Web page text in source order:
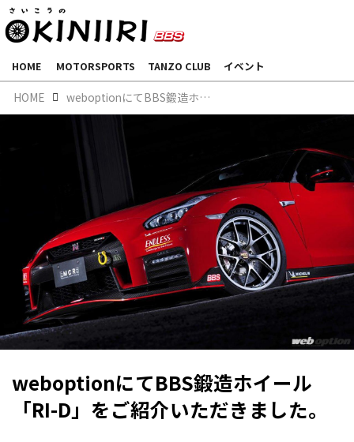
HOME MOTORSPORTS TANZO CLUB イベント
HOME weboptionにてBBS鍛造ホイール「RI-D」をご紹介いただきました。
weboptionにてBBS鍛造ホイール
「RI-D」をご紹介いただきました。